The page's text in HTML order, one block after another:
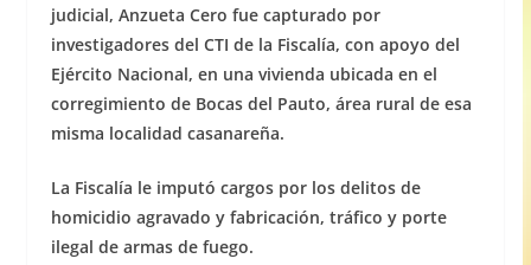
judicial, Anzueta Cero fue capturado por
investigadores del CTI de la Fiscalía, con apoyo del
Ejército Nacional, en una vivienda ubicada en el
corregimiento de Bocas del Pauto, área rural de esa
misma localidad casanareña.
La Fiscalía le imputó cargos por los delitos de
homicidio agravado y fabricación, tráfico y porte
ilegal de armas de fuego.